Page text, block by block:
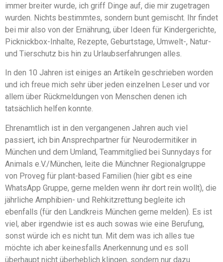
immer breiter wurde, ich griff Dinge auf, die mir zugetragen
wurden. Nichts bestimmtes, sondern bunt gemischt. Ihr findet
bei mir also von der Ernährung, über Ideen für Kindergerichte,
Picknickbox-Inhalte, Rezepte, Geburtstage, Umwelt-, Natur-
und Tierschutz bis hin zu Urlaubserfahrungen alles.
In den 10 Jahren ist einiges an Artikeln geschrieben worden
und ich freue mich sehr über jeden einzelnen Leser und vor
allem über Rückmeldungen von Menschen denen ich
tatsächlich helfen konnte.
Ehrenamtlich ist in den vergangenen Jahren auch viel
passiert, ich bin Ansprechpartner für Neurodermitiker in
München und dem Umland, Teammitglied bei Sunnydays for
Animals e.V./München, leite die Münchner Regionalgruppe
von Proveg für plant-based Familien (hier gibt es eine
WhatsApp Gruppe, gerne melden wenn ihr dort rein wollt), die
jährliche Amphibien- und Rehkitzrettung begleite ich
ebenfalls (für den Landkreis München gerne melden). Es ist
viel, aber irgendwie ist es auch sowas wie eine Berufung,
sonst würde ich es nicht tun. Mit dem was ich alles tue
möchte ich aber keinesfalls Anerkennung und es soll
überhaupt nicht überheblich klingen, sondern nur dazu